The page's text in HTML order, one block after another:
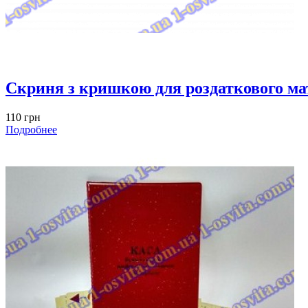
Скриня з кришкою для роздаткового
110 грн
Подробнее